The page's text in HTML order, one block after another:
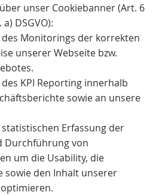
unser Cookiebanner (Art. 6
DSGVO):
des Monitorings der korrekten
unserer Webseite bzw.
KPI Reporting innerhalb
sowie an unsere
statistischen Erfassung der
Durchführung von
um die Usability, die
sowie den Inhalt unserer